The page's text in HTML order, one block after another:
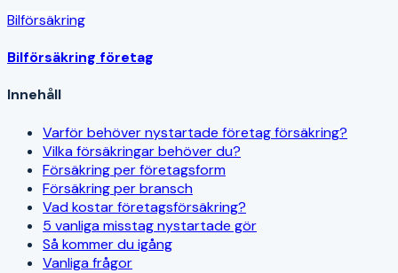
Bilförsäkring
Bilförsäkring företag
Innehåll
Varför behöver nystartade företag försäkring?
Vilka försäkringar behöver du?
Försäkring per företagsform
Försäkring per bransch
Vad kostar företagsförsäkring?
5 vanliga misstag nystartade gör
Så kommer du igång
Vanliga frågor